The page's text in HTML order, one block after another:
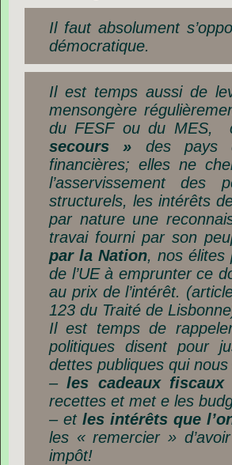
Il faut absolument
démocratique.
Il est temps aussi de
mensongère
du FESF ou du MES,
secours » des pays
financières; elles ne
l’asservissement
structurels, les intérêts
par nature une
travai fourni par son
par la Nation, nos élites
de l’UE à emprunter ce
au prix de l’intérêt.
123 du Traité de
Il est temps de
politiques disent pour
dettes publiques qui
–les cadeaux
recettes et met e les
– et les intérêts que
les « remercier »
impôt!